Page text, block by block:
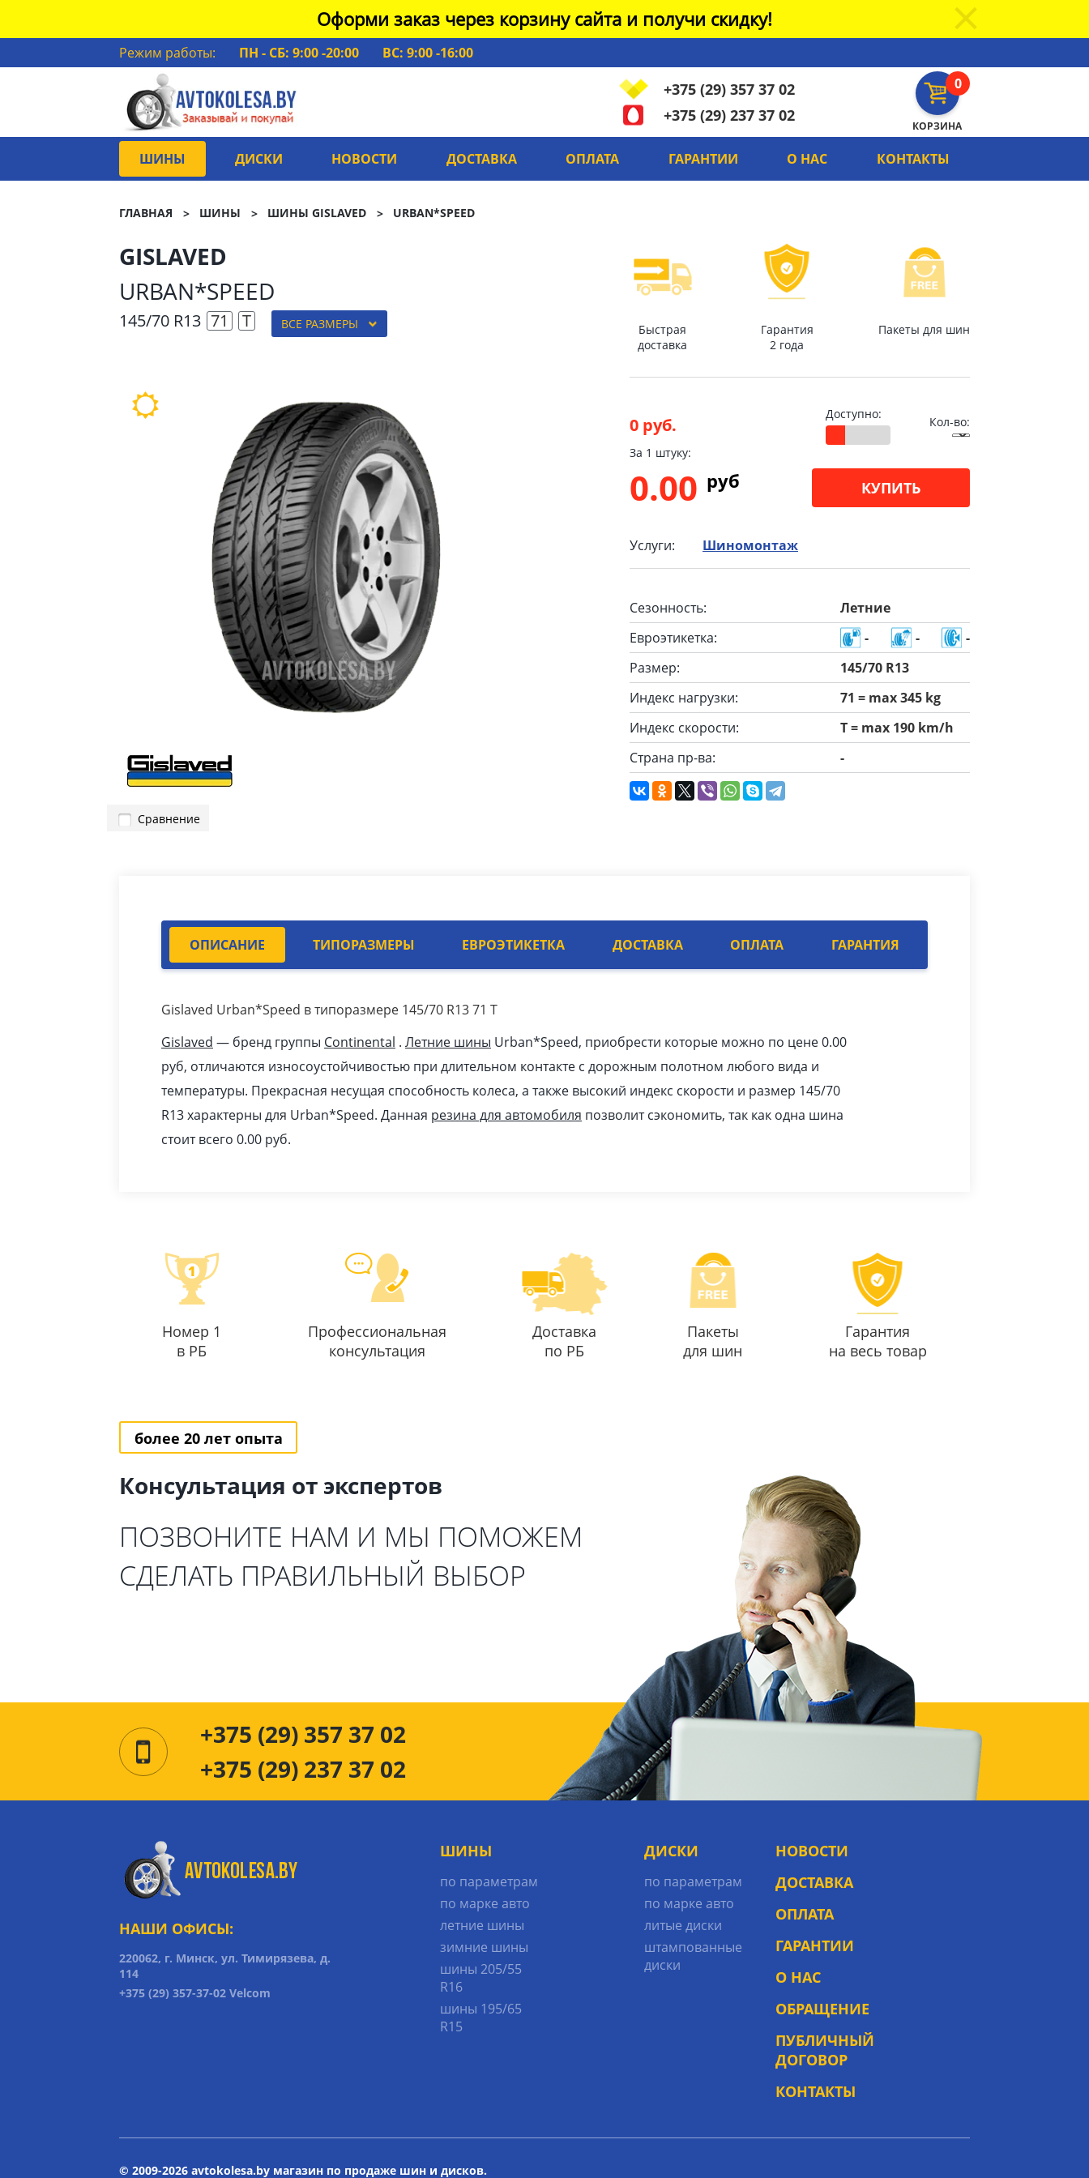
Оформи заказ через корзину сайта и получи скидку!
Режим работы: ПН - СБ: 9:00 -20:00
ВС: 9:00 -16:00
0
КОРЗИНА
+375 (29) 357 37 02
+375 (29) 237 37 02
ШИНЫ ДИСКИ НОВОСТИ ДОСТАВКА ОПЛАТА ГАРАНТИИ О НАС КОНТАКТЫ
ГЛАВНАЯ ШИНЫ ШИНЫ GISLAVED URBAN*SPEED
GISLAVED
URBAN*SPEED
145/70 R13 71 T ВСЕ РАЗМЕРЫ
Сравнение
Быстрая
доставка
Гарантия
2 года
Пакеты для шин
0 руб.
Доступно:
Кол-во:
За 1 штуку:
0.00 pуб КУПИТЬ
Услуги: Шиномонтаж
Сезонность:
Летние
Евроэтикетка:
- -
-
Размер:
145/70 R13
Индекс нагрузки:
71 = max 345 kg
Индекс скорости:
T = max 190 km/h
Страна пр-ва:
-
ОПИСАНИЕ ТИПОРАЗМЕРЫ ЕВРОЭТИКЕТКА ДОСТАВКА ОПЛАТА ГАРАНТИЯ
Gislaved Urban*Speed в типоразмере 145/70 R13 71 T
Gislaved — бренд группы Continental . Летние шины Urban*Speed, приобрести которые можно по цене 0.00
pуб, отличаются износоустойчивостью при длительном контакте с дорожным полотном любого вида и
температуры. Прекрасная несущая способность колеса, а также высокий индекс скорости и размер 145/70
R13 характерны для Urban*Speed. Данная резина для автомобиля позволит сэкономить, так как одна шина
стоит всего 0.00 pуб.
Номер 1
в РБ
Профессиональная
консультация
Доставка
по РБ
Пакеты
для шин
Гарантия
на весь товар
более 20 лет опыта
Консультация от экспертов
ПОЗВОНИТЕ НАМ И МЫ ПОМОЖЕМ
СДЕЛАТЬ ПРАВИЛЬНЫЙ ВЫБОР
+375 (29) 357 37 02
+375 (29) 237 37 02
НАШИ ОФИСЫ:
220062, г. Минск, ул. Тимирязева, д.
114
+375 (29) 357-37-02 Velcom
ШИНЫ
по параметрам
по марке авто
летние шины
зимние шины
шины 205/55
R16
шины 195/65
R15
ДИСКИ
по параметрам
по марке авто
литые диски
штампованные
диски
НОВОСТИ
ДОСТАВКА
ОПЛАТА
ГАРАНТИИ
О НАС
ОБРАЩЕНИЕ
ПУБЛИЧНЫЙ
ДОГОВОР
КОНТАКТЫ
© 2009-2026 avtokolesa.by магазин по продаже шин и дисков.